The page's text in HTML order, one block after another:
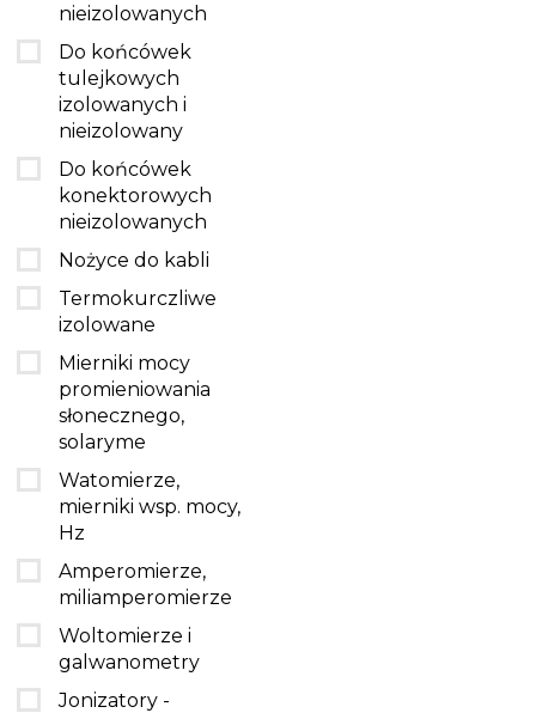
nieizolowanych
Do końcówek
tulejkowych
izolowanych i
nieizolowany
Do końcówek
konektorowych
nieizolowanych
Nożyce do kabli
Termokurczliwe
izolowane
Mierniki mocy
promieniowania
słonecznego,
solaryme
Watomierze,
mierniki wsp. mocy,
Hz
Amperomierze,
miliamperomierze
Woltomierze i
galwanometry
Jonizatory -